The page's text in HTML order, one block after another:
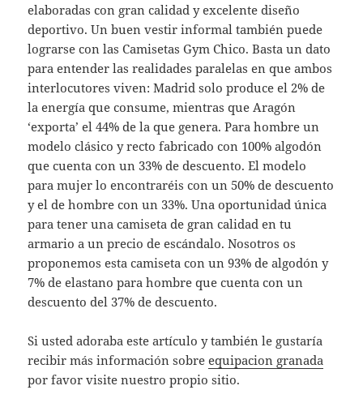
elaboradas con gran calidad y excelente diseño
deportivo. Un buen vestir informal también puede
lograrse con las Camisetas Gym Chico. Basta un dato
para entender las realidades paralelas en que ambos
interlocutores viven: Madrid solo produce el 2% de
la energía que consume, mientras que Aragón
‘exporta’ el 44% de la que genera. Para hombre un
modelo clásico y recto fabricado con 100% algodón
que cuenta con un 33% de descuento. El modelo
para mujer lo encontraréis con un 50% de descuento
y el de hombre con un 33%. Una oportunidad única
para tener una camiseta de gran calidad en tu
armario a un precio de escándalo. Nosotros os
proponemos esta camiseta con un 93% de algodón y
7% de elastano para hombre que cuenta con un
descuento del 37% de descuento.
Si usted adoraba este artículo y también le gustaría
recibir más información sobreequipacion granada
por favor visite nuestro propio sitio.